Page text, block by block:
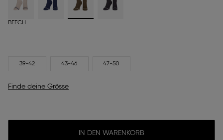
BEECH
39-42 43-46 47-50
Finde deine Grösse
IN DEN WARENKORB